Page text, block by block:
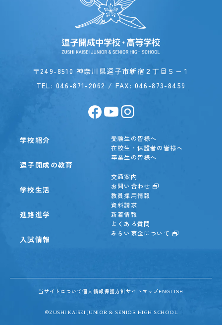
〒249-8510 神奈川県逗子市新宿２丁目５−１
TEL: 046-871-2062 / FAX: 046-873-8459
受験生の皆様へ
在校生・保護者の皆様へ
卒業生の皆様へ
交通案内
お問い合わせ
教員採用情報
資料請求
新着情報
よくある質問
みらい募金について
学校紹介
逗子開成の教育
学校生活
進路進学
入試情報
当サイトについて個人情報保護方針サイトマップENGLISH
©ZUSHI KAISEI JUNIOR & SENIOR HIGH SCHOOL